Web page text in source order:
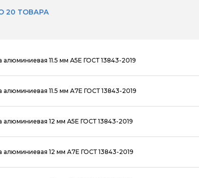
20 ТОВАРА
алюминиевая 11.5 мм А5Е ГОСТ 13843-2019
алюминиевая 11.5 мм А7Е ГОСТ 13843-2019
алюминиевая 12 мм А5Е ГОСТ 13843-2019
алюминиевая 12 мм А7Е ГОСТ 13843-2019